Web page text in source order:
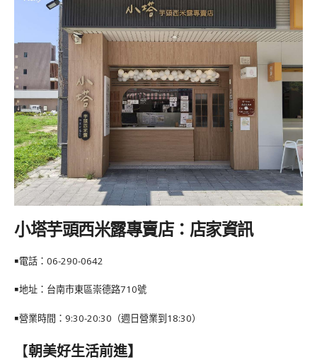
小塔芋頭西米露專賣店：店家資訊
￭電話：06-290-0642
￭地址：台南市東區崇德路710號
￭營業時間：9:30-20:30（週日營業到18:30）
【朝美好生活前進】